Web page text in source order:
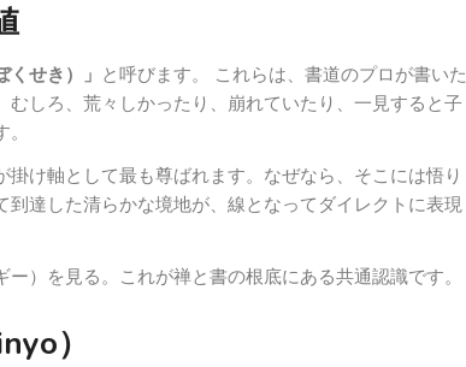
くせき）」 と呼びます。 これらは、書道のプロが書いた
むしろ、荒々しかったり、崩れていたり、一見すると子
け軸として最も尊ばれます。なぜなら、そこには悟り
到達した清らかな境地が、線となってダイレクトに表現
）を見る。これが禅と書の根底にある共通認識です。
）